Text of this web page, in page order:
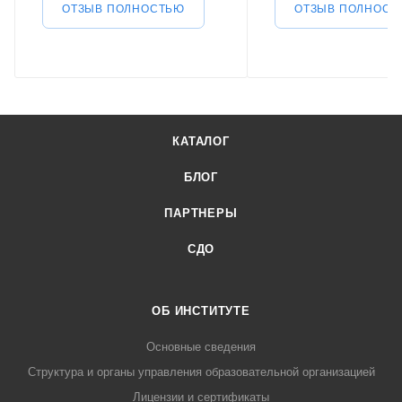
ОТЗЫВ ПОЛНОСТЬЮ ОТЗЫВ
КАТАЛОГ
БЛОГ
ПАРТНЕРЫ
СДО
ОБ ИНСТИТУТЕ
Основные сведения
Структура и органы управления образовательной организацией
Лицензии и сертификаты